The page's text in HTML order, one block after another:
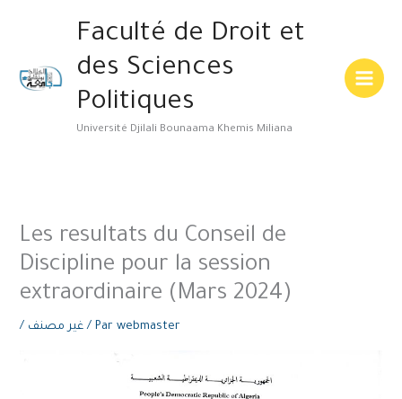
Faculté de Droit et
des Sciences
Politiques
Université Djilali Bounaama Khemis Miliana
Les resultats du Conseil de
Discipline pour la session
extraordinaire (Mars 2024)
/ غير مصنف / Parwebmaster